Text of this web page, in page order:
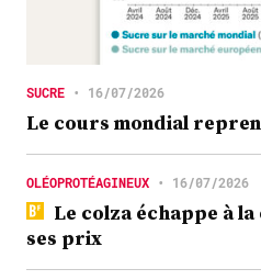
SUCRE • 16/07/2026
Le cours mondial
OLÉOPROTÉAGINEUX • 16/07/2026
Le colza échappe à
ses prix